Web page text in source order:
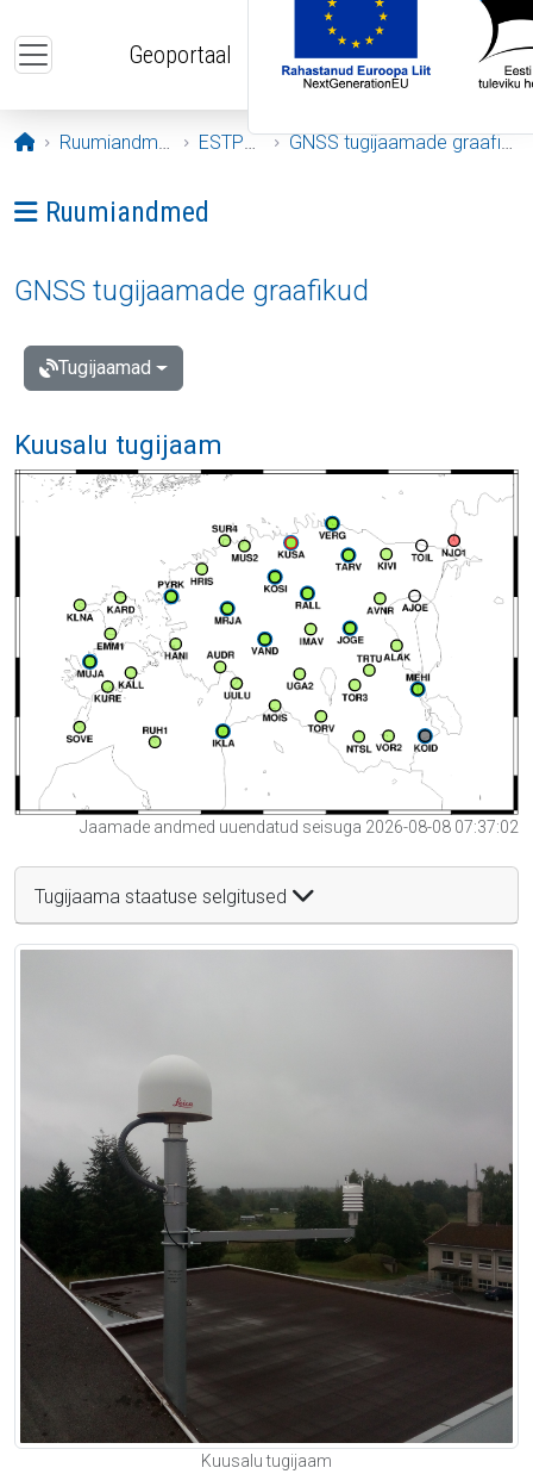
Geoportaal
Avaleht
Ruumiandmed ESTPOS GNSS tugijaamade graafikud
Ava menüü: Ruumiandmed
Ruumiandmed
GNSS tugijaamade graafikud
Tugijaamad
Kuusalu tugijaam
Jaamade andmed uuendatud seisuga 2026-08-08 07:37:02
Tugijaama staatuse selgitused
Kuusalu tugijaam